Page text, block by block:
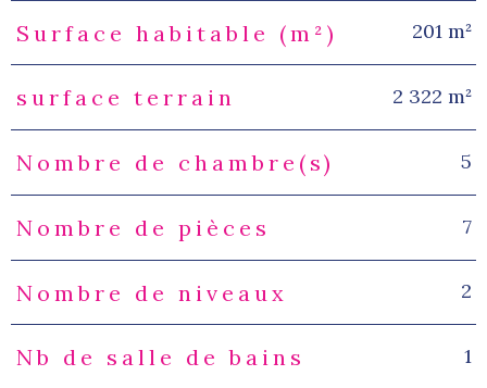
Surface habitable (m²) 201 m²
surface terrain 2 322 m²
Nombre de chambre(s) 5
Nombre de pièces 7
Nombre de niveaux 2
Nb de salle de bains 1